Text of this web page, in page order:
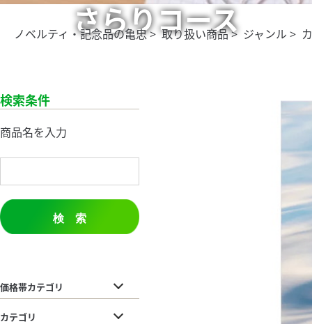
さらりコース
ノベルティ・記念品の亀忠>取り扱い商品> ジャンル >
検索条件
商品名を入力
検 索
価格帯カテゴリ
カテゴリ